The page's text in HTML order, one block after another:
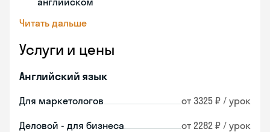
Читать дальше
Услуги и цены
Английский язык
Для маркетологов от 3325 ₽ / урок
Деловой - для бизнеса от 2282 ₽ / урок